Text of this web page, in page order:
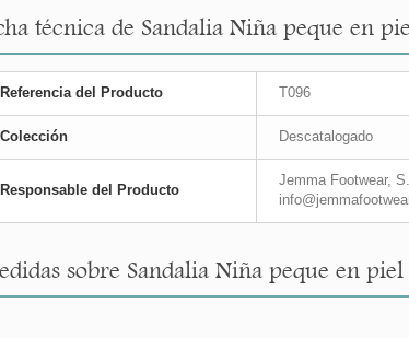
técnica de Sandalia Niña peque en
Referencia del Producto T096
Colección Descatalogado
Responsable del Producto
Jemma Footwear,
sobre Sandalia Niña peque en piel